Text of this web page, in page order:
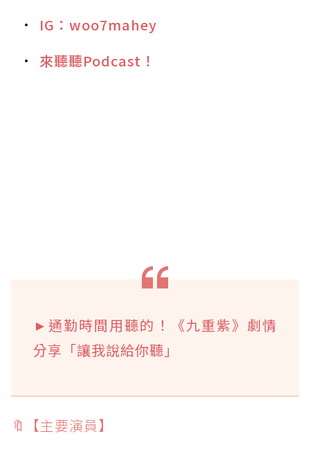
IG：woo7mahey
來聽聽Podcast！
►通勤時間用聽的！《九重紫》劇情
分享「讓我說給你聽」
🔖【主要演員】